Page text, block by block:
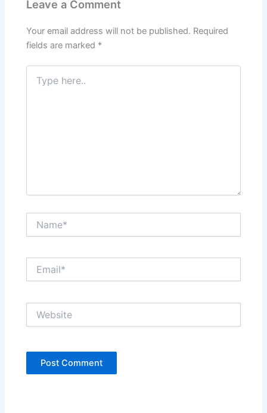
Leave a Comment
Your email address will not be published. Required
fields are marked *
Type
here..